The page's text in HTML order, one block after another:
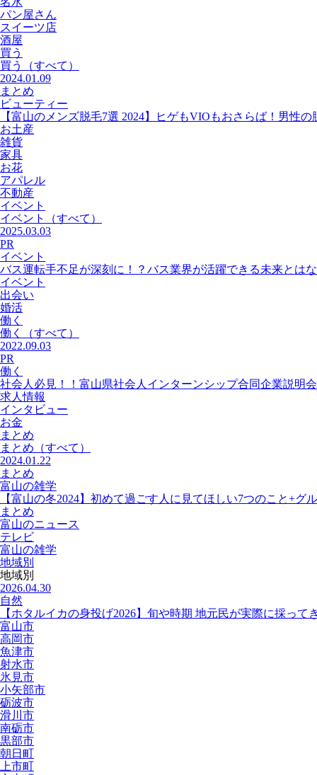
パン屋さん
スイーツ店
酒屋
買う
買う
（すべて）
2024.01.09
まとめ
ビューティー
【富山のメンズ脱毛7選 2024】ヒゲもVIOもおさらば！男性
お土産
雑貨
家具
お花
アパレル
不動産
イベント
イベント
（すべて）
2025.03.03
PR
イベント
バス運転手不足が深刻に！？バス業界が活躍できる未来とは
イベント
出会い
婚活
働く
働く
（すべて）
2022.09.03
PR
働く
社会人必見！！富山県社会人インターンシップ合同企業説明会
求人情報
インタビュー
お金
まとめ
まとめ （すべて）
2024.01.22
まとめ
富山の雑学
【富山の冬2024】初めて過ごす人に見てほしい7つのこと+グ
まとめ
富山のニュース
テレビ
富山の雑学
地域別
地域別
2026.04.30
自然
【ホタルイカの身投げ2026】旬や時期 地元民が実際に採って
富山市
高岡市
魚津市
射水市
氷見市
小矢部市
砺波市
滑川市
南砺市
黒部市
朝日町
上市町